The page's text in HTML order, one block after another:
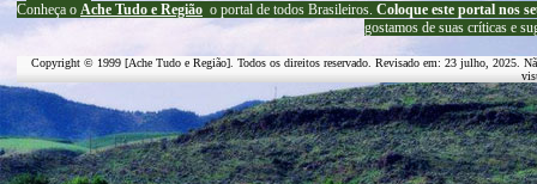
Conheça o Ache Tudo e Região o portal de todos Brasileiros. Coloque este portal nos
gostamos de suas críticas e
Copyright © 1999 [Ache Tudo e Região]. Todos os direitos reservado. Revisado em: 23 julho, 2025 .